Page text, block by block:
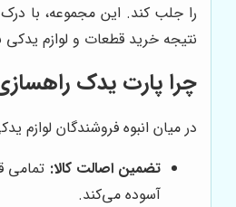
را جلب کند. این مجموعه، با
نتیجه خرید قطعات و لوازم یدکی
چرا پارت یدک
در میان انبوه فروشندگان لوازم
تضمین اصالت کالا: تمامی
آسوده می‌کند.